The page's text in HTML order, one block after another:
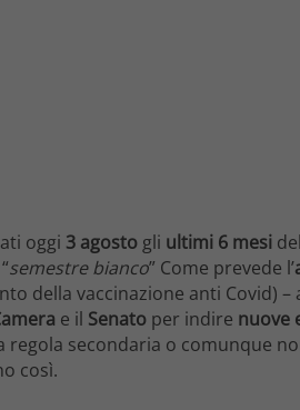
oggi 3 agosto gli ultimi 6 mesi
semestre bianco” Come prevede l’
della vaccinazione anti Covid)
e il Senato per indire nuove
regola secondaria o comunque
così.